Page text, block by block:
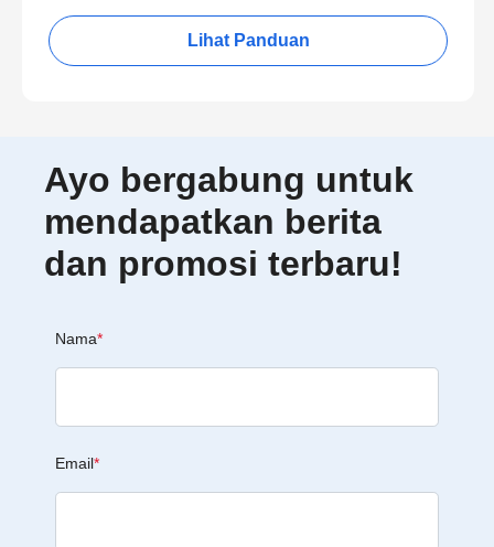
Lihat Panduan
Ayo bergabung untuk
mendapatkan berita
dan promosi terbaru!
Nama*
Email*